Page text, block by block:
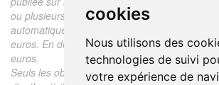
cookies
Nous utilisons des
technologies de suivi
votre expérience de
ou plusieurs photographies en couleurs est
automatiquement pour tout objet dont le prix
euros. En dessous de ce prix chaque
euros.
Seuls les objets vendus par mes soins font